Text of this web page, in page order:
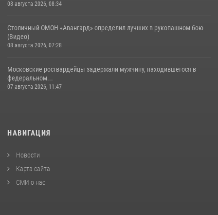
08 августа 2026, 08:34
Столичный ОМОН «Авангард» определил лучших в рукопашном бою
(Видео)
08 августа 2026, 07:28
Московские росгвардейцы задержали мужчину, находившегося в
федеральном...
07 августа 2026, 11:47
НАВИГАЦИЯ
Новости
Карта сайта
СМИ о нас